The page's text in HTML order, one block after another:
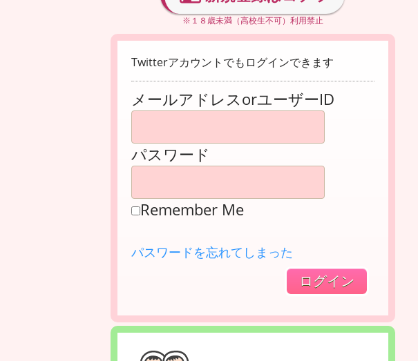
※１８歳未満（高校生不可）利用禁止
Twitterアカウントでもログインできます
メールアドレスorユーザーID
パスワード
Remember Me
パスワードを忘れてしまった